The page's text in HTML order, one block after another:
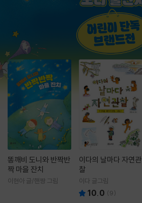
똥깨비 도니와 반짝반
짝 마을 잔치
이현아 글/핸짱 그림
이다의 날마다 자연관
찰
이다 글그림
10.0 (9)